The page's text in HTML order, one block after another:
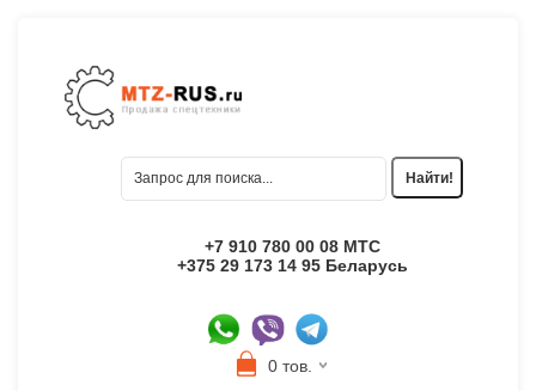
+7 910 780 00 08 МТС
+375 29 173 14 95 Беларусь
0 тов.